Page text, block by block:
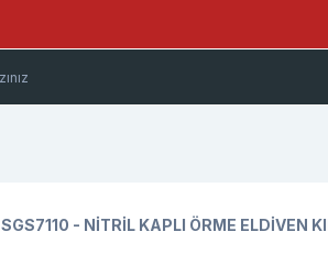
SGS7110 - NİTRİL KAPLI ÖRME ELDİVEN